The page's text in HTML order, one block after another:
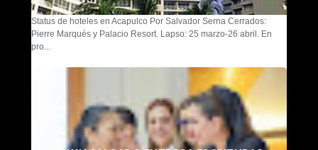
Status de hoteles en Acapulco Por Salvador Serna Cerrados:
Pierre Marqués y Palacio Resort. Lapso: 25 marzo-26 abril. En
pro...